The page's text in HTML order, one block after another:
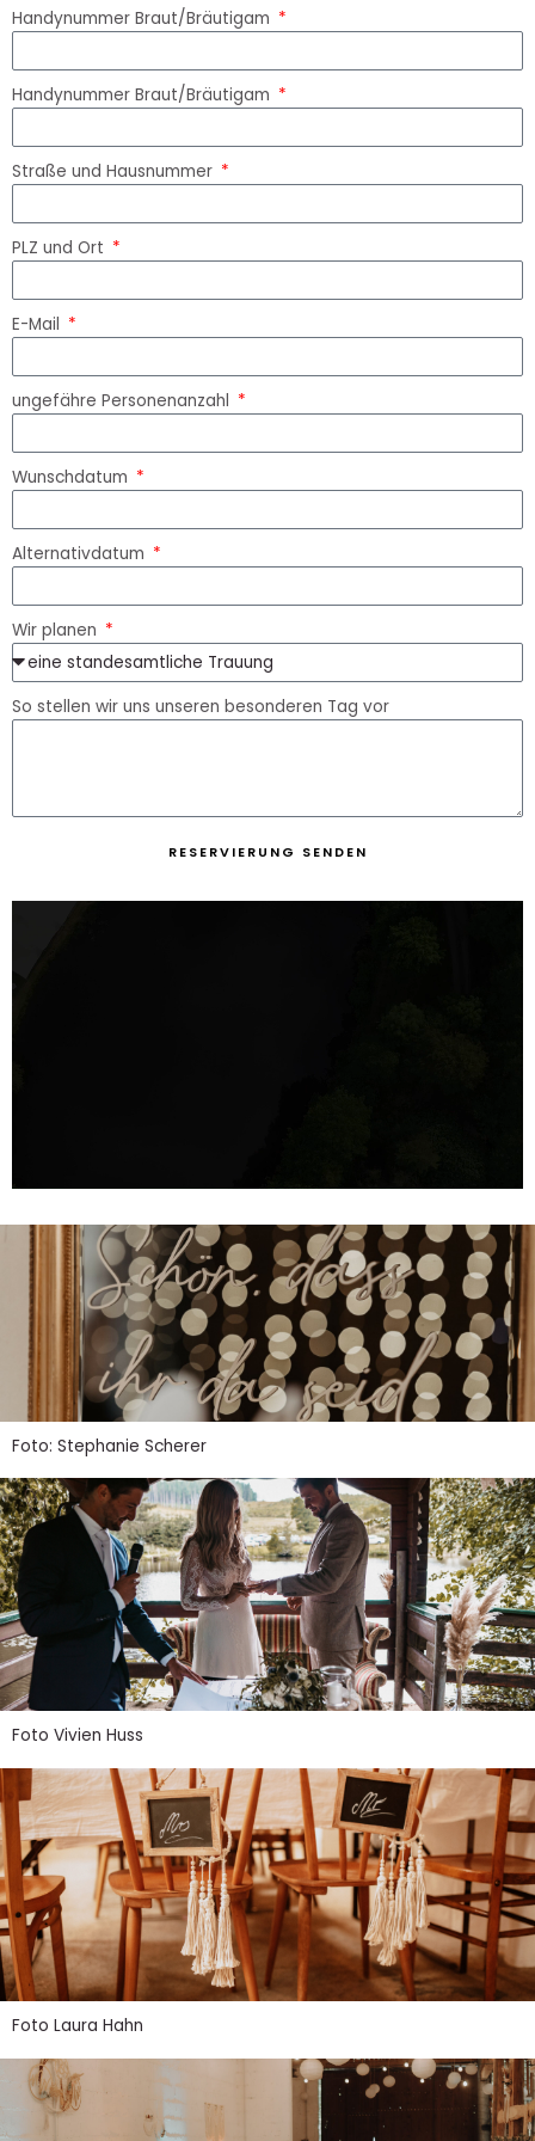
Handynummer Braut/Bräutigam
Handynummer Braut/Bräutigam
Straße und Hausnummer
PLZ und Ort
E-Mail
ungefähre Personenanzahl
Wunschdatum
Alternativdatum
Wir planen
So stellen wir uns unseren besonderen Tag vor
RESERVIERUNG SENDEN
Foto: Stephanie Scherer
Foto Vivien Huss
Foto Laura Hahn